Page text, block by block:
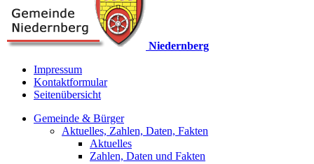
Niedernberg
Impressum
Kontaktformular
Seitenübersicht
Gemeinde & Bürger
Aktuelles, Zahlen, Daten, Fakten
Aktuelles
Zahlen, Daten und Fakten